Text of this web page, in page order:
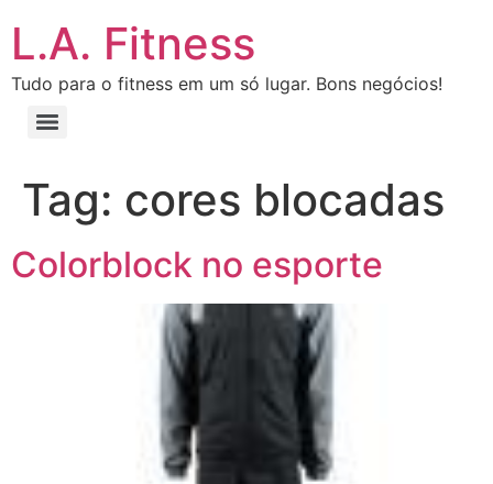
L.A. Fitness
Tudo para o fitness em um só lugar. Bons negócios!
Tag: cores blocadas
Colorblock no esporte